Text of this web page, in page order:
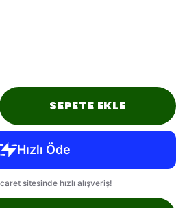
SEPETE EKLE